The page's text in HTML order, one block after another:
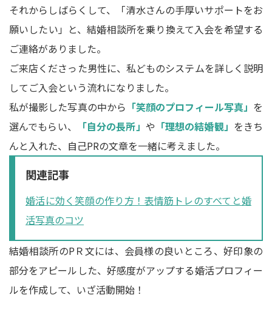
それからしばらくして、「清水さんの手厚いサポートをお
願いしたい」と、結婚相談所を乗り換えて入会を希望する
ご連絡がありました。
ご来店くださった男性に、私どものシステムを詳しく説明
してご入会という流れになりました。
私が撮影した写真の中から 「笑顔のプロフィール写真」 を
選んでもらい、
「自分の長所」 や 「理想の結婚観」 をきち
んと入れた、自己PRの文章を一緒に考えました。
関連記事
婚活に効く笑顔の作り方！表情筋トレのすべてと婚
活写真のコツ
結婚相談所のPＲ文には、会員様の良いところ、好印象の
部分をアピールした、好感度がアップする婚活プロフィー
ルを作成して、いざ活動開始！